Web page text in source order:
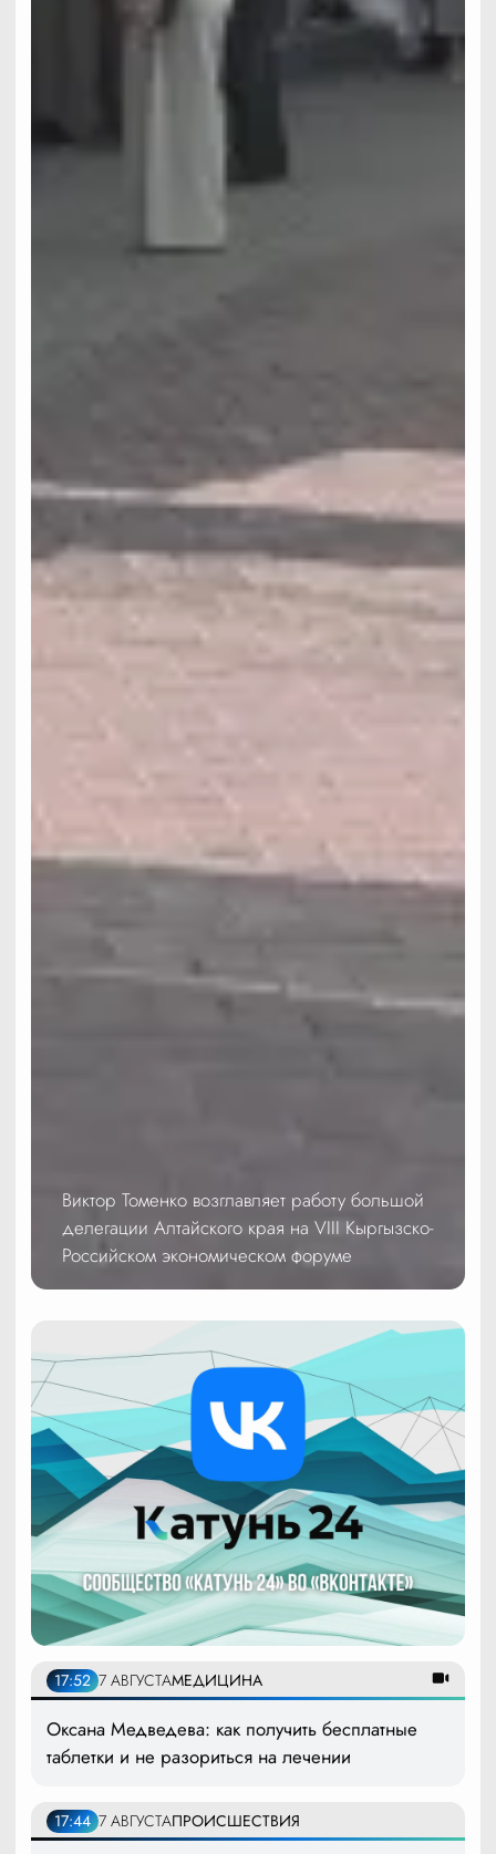
Виктор Томенко возглавляет работу большой
делегации Алтайского края на VIII Кыргызско-
Российском экономическом форуме
17:52 7 АВГУСТАМЕДИЦИНА
Оксана Медведева: как получить бесплатные
таблетки и не разориться на лечении
17:44 7 АВГУСТАПРОИСШЕСТВИЯ